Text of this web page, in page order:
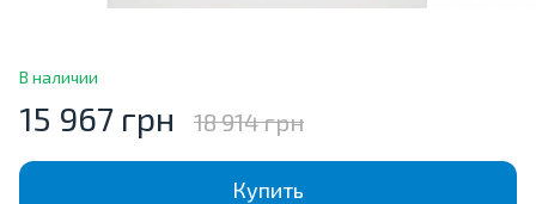
В наличии
15 967 грн 18 914 грн
Купить